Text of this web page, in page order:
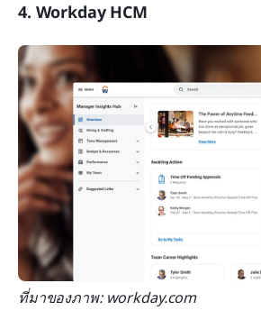
4. Workday HCM
ที่มาของภาพ: workday.com